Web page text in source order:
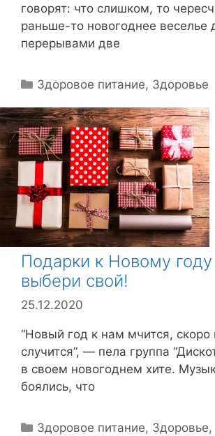
говорят: что слишком, то
раньше-то новогоднее веселье
перерывами две
Р
б
р
и
к
и
Здоровое питание, Здоровье
Подарки к Новому
выбери свой!
25.12.2020
“Новый год к нам мчится, скоро
случится”, — пела группа
в своем новогоднем хите.
боялись, что
Р
Здоровое питание, Здоровье,